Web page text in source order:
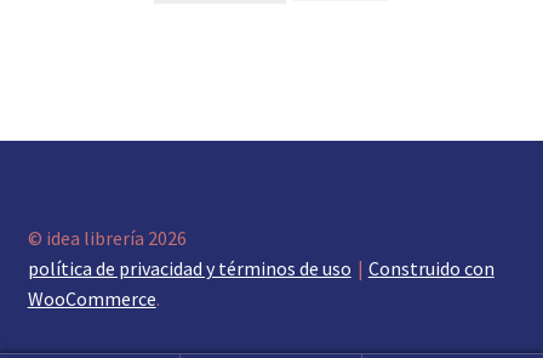
© idea librería 2026
política de privacidad y términos de uso
Construido con
WooCommerce.